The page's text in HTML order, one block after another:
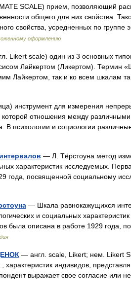
SCALE) прием, позволяющий
общего для них свойства.
свойства, усредненных по
оформлению
Likert scale) один из 3 основных
Лайкертом (Ликертом). Термин
Лайкертом, так и ко всем шкалам
инструмент для измерения
которой отношения между
В психологии и социологии
— Л. Тёрстоуна метод
характеристик исследуемых.
года, посвященной социальному
— Шкала равнокажущихся
и социальных
была описана в работе 1929 года,
— англ. scale, Likert; нем. Likert
характеристик индивидов,
выражает свое согласие или